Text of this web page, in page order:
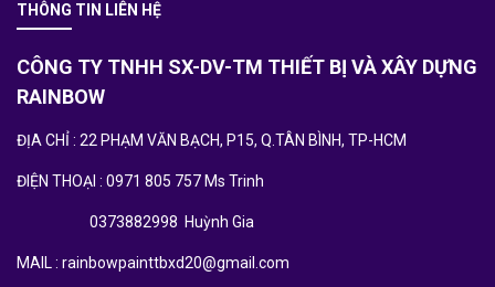
THÔNG TIN LIÊN HỆ
CÔNG TY TNHH SX-DV-TM THIẾT BỊ VÀ XÂY DỰNG
RAINBOW
ĐỊA CHỈ : 22 PHẠM VĂN BẠCH, P15, Q.TÂN BÌNH, TP-HCM
ĐIỆN THOẠI : 0971 805 757 Ms Trinh
0373882998 Huỳnh Gia
MAIL : rainbowpainttbxd20@gmail.com